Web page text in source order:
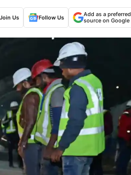
Join Us Follow Us
Add as a preferred
source on Google